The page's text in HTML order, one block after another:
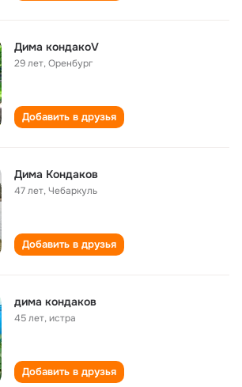
Дима кондакоV
29 лет,Оренбург
Добавить в друзья
Дима Кондаков
47 лет,Чебаркуль
Добавить в друзья
дима кондаков
45 лет,истра
Добавить в друзья